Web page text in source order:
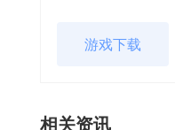
游戏下载
相关资讯